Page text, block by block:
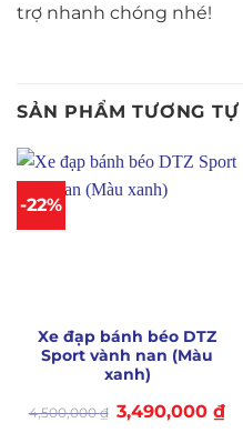
trợ nhanh chóng nhé!
SẢN PHẨM TƯƠNG TỰ
-22%
Xe đạp bánh béo DTZ
Sport vành nan (Màu
xanh)
4,500,000₫ Giá
gốc
3,490,000₫Giá